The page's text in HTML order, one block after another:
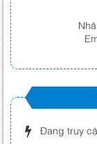
Đang truy